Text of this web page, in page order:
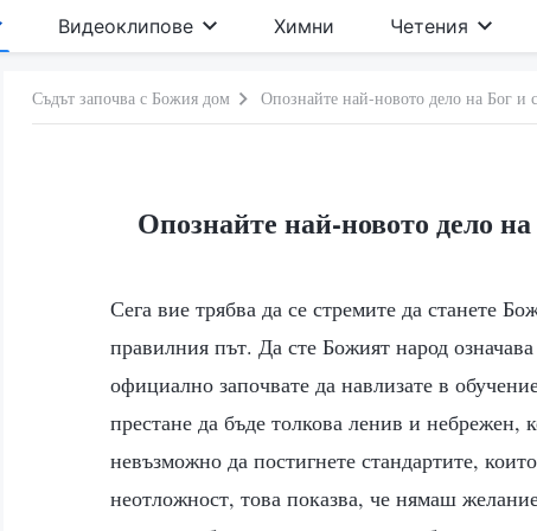
Видеоклипове Химни Четения
Съдът започва с Божия дом Опознайте най-новото дело на Бог и
Опознайте най-новото дело
Сега вие трябва да се стремите да станете
правилния път. Да сте Божият народ
официално започвате да навлизате в
престане да бъде толкова ленив и
невъзможно да постигнете стандартите,
неотложност, това показва, че нямаш